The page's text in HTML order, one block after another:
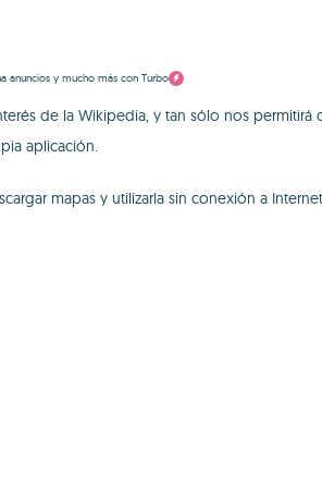
anuncios y mucho más con Turbo
de la Wikipedia, y tan sólo nos
aplicación.
mapas y utilizarla sin conexión a